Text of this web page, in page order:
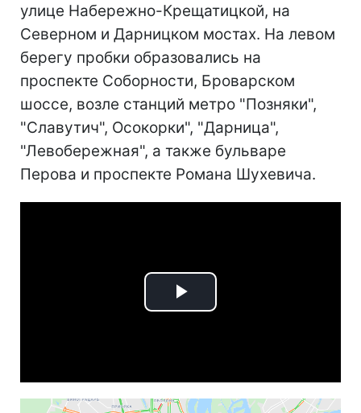
улице Набережно-Крещатицкой, на
Северном и Дарницком мостах. На левом
берегу пробки образовались на
проспекте Соборности, Броварском
шоссе, возле станций метро "Позняки",
"Славутич", Осокорки", "Дарница",
"Левобережная", а также бульваре
Перова и проспекте Романа Шухевича.
Play